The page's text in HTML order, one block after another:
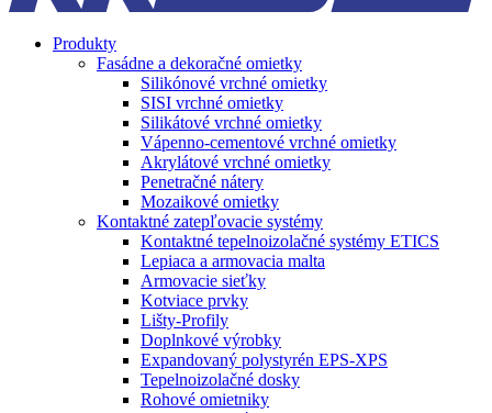
Produkty
Fasádne a dekoračné omietky
Silikónové vrchné omietky
SISI vrchné omietky
Silikátové vrchné omietky
Vápenno-cementové vrchné omietky
Akrylátové vrchné omietky
Penetračné nátery
Mozaikové omietky
Kontaktné zatepľovacie systémy
Kontaktné tepelnoizolačné systémy ETICS
Lepiaca a armovacia malta
Armovacie sieťky
Kotviace prvky
Lišty-Profily
Doplnkové výrobky
Expandovaný polystyrén EPS-XPS
Tepelnoizolačné dosky
Rohové omietniky